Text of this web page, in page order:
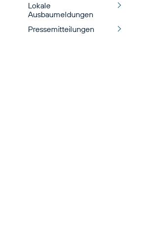
Lokale
Ausbaumeldungen
Pressemitteilungen